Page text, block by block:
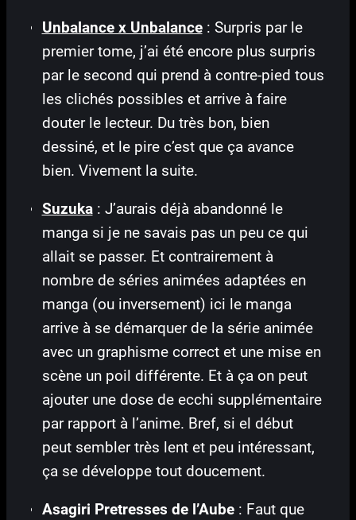
Unbalance x Unbalance: Surpris par le
premier tome, j’ai été encore plus surpris
par le second qui prend à contre-pied tous
les clichés possibles et arrive à faire
douter le lecteur. Du très bon, bien
dessiné, et le pire c’est que ça avance
bien. Vivement la suite.
Suzuka: J’aurais déjà abandonné le
manga si je ne savais pas un peu ce qui
allait se passer. Et contrairement à
nombre de séries animées adaptées en
manga (ou inversement) ici le manga
arrive à se démarquer de la série animée
avec un graphisme correct et une mise en
scène un poil différente. Et à ça on peut
ajouter une dose de ecchi supplémentaire
par rapport à l’anime. Bref, si el début
peut sembler très lent et peu intéressant,
ça se développe tout doucement.
Asagiri Pretresses de l’Aube: Faut que